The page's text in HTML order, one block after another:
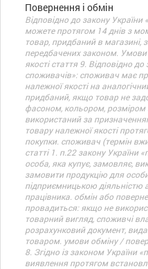
Повернення і обмін
Відповідно до закону
можете протягом 14 днів з
товар, придбаний в магазині,
передбачених законом.
якості стаття 9. Відповідно
споживачів»: споживач має
належної якості на
придбаний, якщо товар не
фасоном, кольором,
використаний за
товару належної якості
покупки. споживач (термін
статті 1. п.22 закону України
особа, яка купує, замовляє,
замовити продукцію для
підприємницькою діяльністю
працівника. обмін або
провадиться: якщо не
товарний вигляд, споживчі
розрахунковий документ,
товаром. умови обміну /
8. Згідно із законом України
виявлення протягом